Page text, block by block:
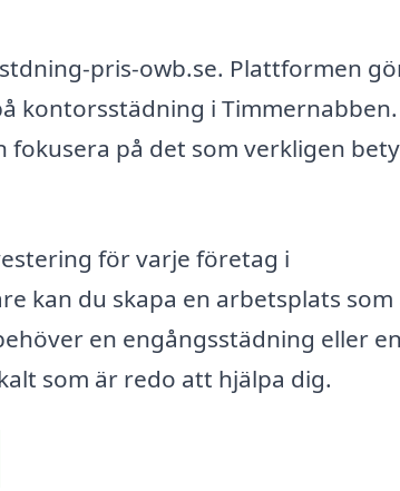
pris-owb.se. Plattformen
kontorsstädning i Timmernabben.
fokusera på det som verkligen
för varje företag i
kan du skapa en arbetsplats som
en engångsstädning eller
som är redo att hjälpa dig.